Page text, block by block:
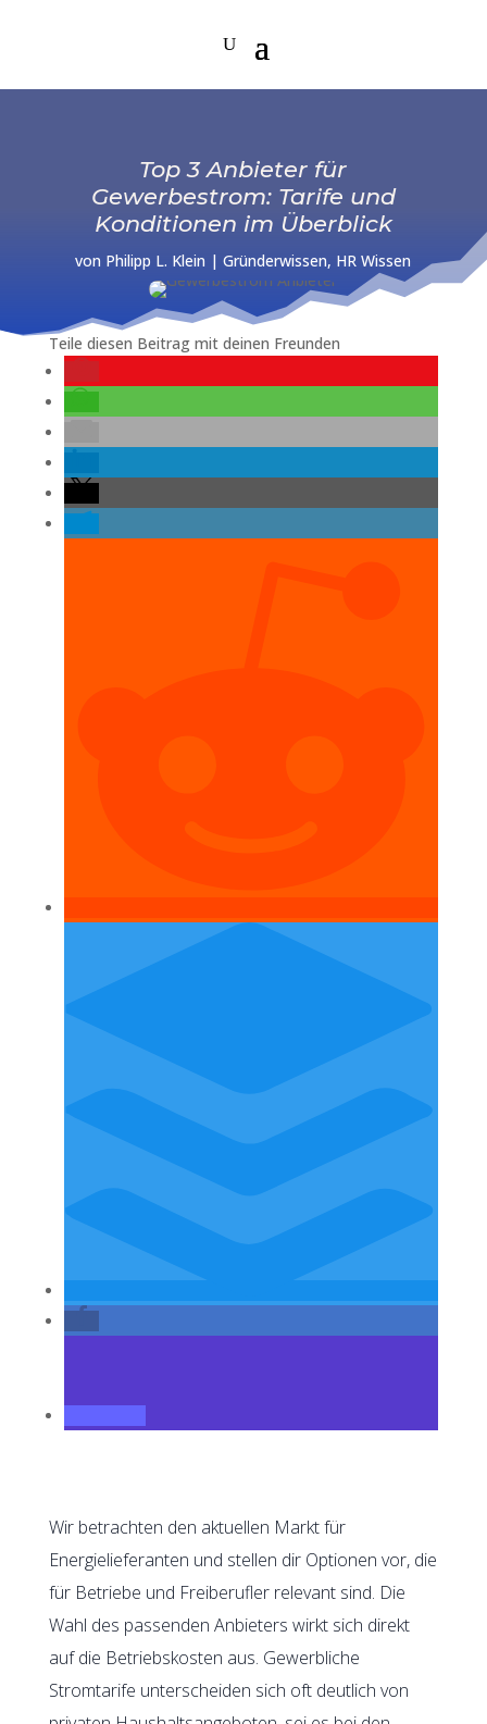
Top 3 Anbieter für
Gewerbestrom: Tarife und
Konditionen im Überblick
von Philipp L. Klein |Gründerwissen, HR Wissen
Teile diesen Beitrag mit deinen Freunden
Wir betrachten den aktuellen Markt für
Energielieferanten und stellen dir Optionen vor, die
für Betriebe und Freiberufler relevant sind. Die
Wahl des passenden Anbieters wirkt sich direkt
auf die Betriebskosten aus. Gewerbliche
Stromtarife unterscheiden sich oft deutlich von